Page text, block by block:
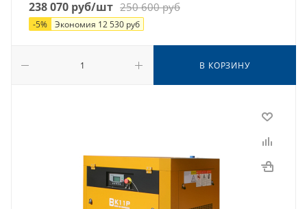
238 070 руб/шт 250 600руб
-5% Экономия 12 530 руб
В КОРЗИНУ